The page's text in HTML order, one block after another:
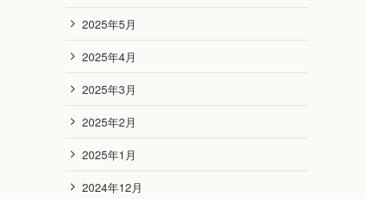
2025年5月
2025年4月
2025年3月
2025年2月
2025年1月
2024年12月